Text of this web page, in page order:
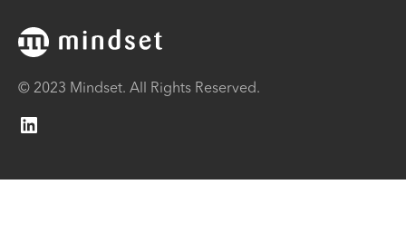
© 2023 Mindset. All Rights Reserved.